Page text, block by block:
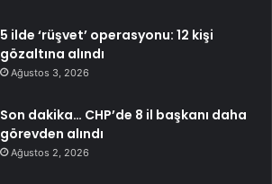
5 ilde ‘rüşvet’ operasyonu: 12 kişi
gözaltına alındı
Ağustos 3, 2026
Son dakika… CHP’de 8 il başkanı daha
görevden alındı
Ağustos 2, 2026